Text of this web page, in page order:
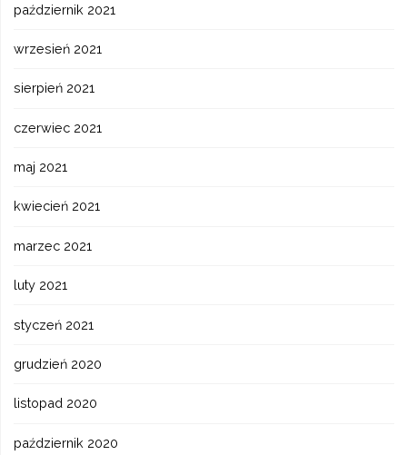
październik 2021
wrzesień 2021
sierpień 2021
czerwiec 2021
maj 2021
kwiecień 2021
marzec 2021
luty 2021
styczeń 2021
grudzień 2020
listopad 2020
październik 2020